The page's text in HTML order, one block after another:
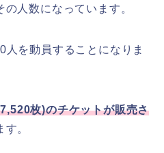
人数になっています。
人を動員することになりま
枚)のチケットが販売さ
。